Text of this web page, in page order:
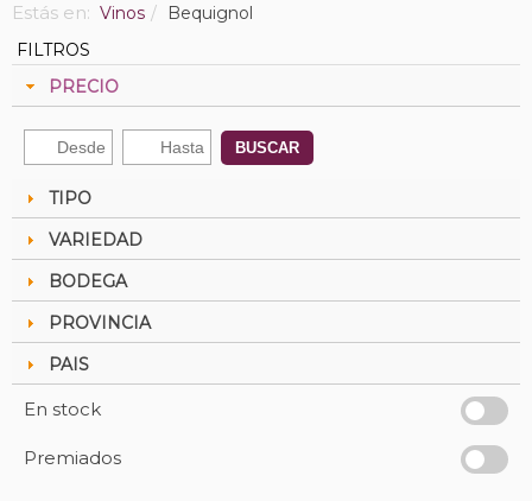
Estás en: Vinos
Bequignol
FILTROS
PRECIO
BUSCAR
TIPO
VARIEDAD
BODEGA
PROVINCIA
PAIS
En stock
Premiados